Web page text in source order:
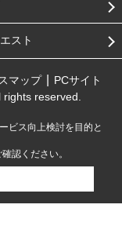
スト
マップ
PCサイト
rights reserved.
ビス向上検討を目的と
認ください。